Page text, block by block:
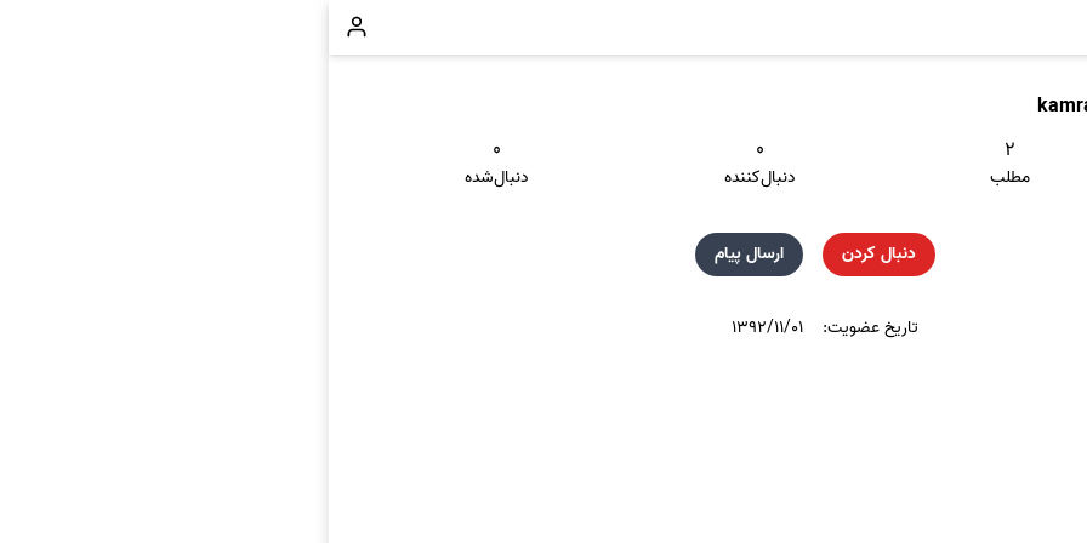
۲
مطلب
۰
دنبال‌کننده
۰
دنبال‌شده
دنبال کردن ارسال پیام
تاریخ عضویت: ۱۳۹۲/۱۱/۰۱